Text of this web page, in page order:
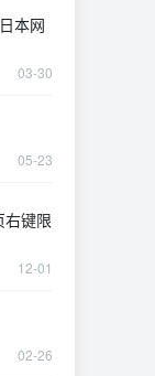
本网
03-30
05-23
键限
12-01
02-26